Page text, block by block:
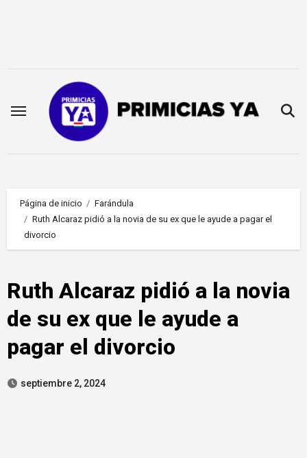
Página de inicio
Farándula
Ruth Alcaraz pidió a la novia de su ex que le ayude a pagar el
divorcio
Ruth Alcaraz pidió a la novia
de su ex que le ayude a
pagar el divorcio
septiembre 2, 2024